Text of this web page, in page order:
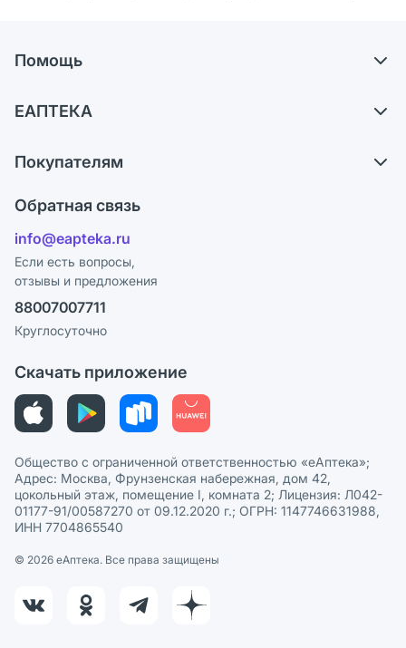
Помощь
Самовывоз из аптек
Ответы на вопросы
Блог
ЕАПТЕКА
Карьера
Поставщики
Лицензия
Реклама на сайте
Ваши товары на ЕАПТЕКЕ
Покупателям
Программа СберСпасибо
Политика конфиденциальности
Пользовательское соглашение
Политика рекомендаций
Этика и соответствие
Политика в отношении обработки персональных данных
Обратная связь
info@eapteka.ru
Если есть вопросы,
отзывы и предложения
88007007711
Круглосуточно
Скачать приложение
Общество с ограниченной ответственностью «еАптека»;
Адрес: Москва, Фрунзенская набережная, дом 42,
цокольный этаж, помещение I, комната 2; Лицензия: Л042-
01177-91/00587270 от 09.12.2020 г.; ОГРН: 1147746631988,
ИНН 7704865540
© 2026 eАптека. Все права защищены